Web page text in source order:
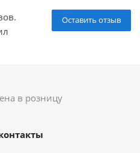
Оставить отзыв
в розницу